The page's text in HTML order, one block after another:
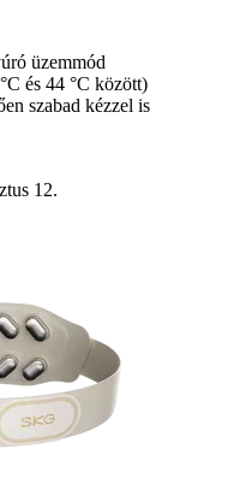
üzemmód
és 44 °C között)
szabad kézzel is
12.